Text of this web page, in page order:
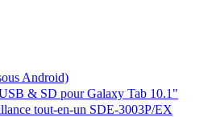
Android)
& SD pour Galaxy Tab 10.1"
tout-en-un SDE-3003P/EX